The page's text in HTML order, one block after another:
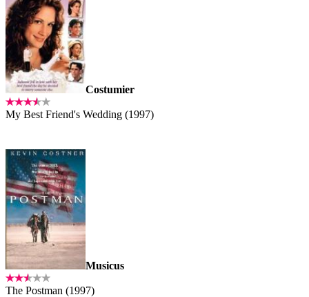
Costumier
My Best Friend's Wedding (1997)
Musicus
The Postman (1997)